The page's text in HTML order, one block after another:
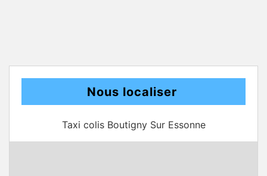
Nous localiser
Taxi colis Boutigny Sur Essonne